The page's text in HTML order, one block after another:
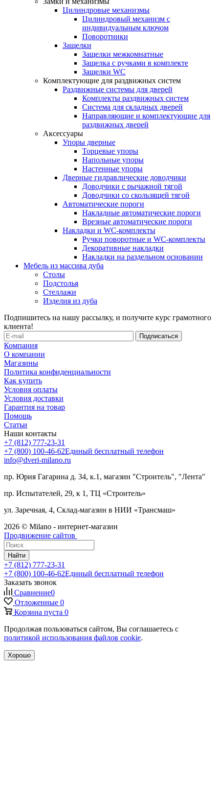
Цилиндровые механизмы
Цилиндровый механизм с
индивидуальным ключом
Поворотники
Защелки
Защелки межкомнатные
Защелка с ручками в комплекте
Защелки WC
Комплектующие для раздвижных систем
Раздвижные системы для дверей
Комплекты раздвижных систем
Система для складных дверей
Направляющие и комплектующие для
раздвижных дверей
Аксессуары
Упоры дверные
Торцевые упоры
Напольные упоры
Настенные упоры
Дверные гидравлические доводчики
Доводчики с рычажной тягой
Доводчики со скользящей тягой
Автоматические пороги
Накладные автоматические пороги
Врезные автоматические пороги
Накладки и WC-комплекты
Ручки поворотные и WC-комплекты
Декоративные накладки
Накладки на раздельном основании
Мебель из массива дуба
Столы
Подстолья
Стеллажи
Изделия из дуба
Подпишитесь на нашу рассылку, и получите курс грамотного
клиента!
Компания
О компании
Магазины
Политика конфиденциальности
Как купить
Условия оплаты
Условия доставки
Гарантия на товар
Помощь
Статьи
Наши контакты
+7 (812) 777-23-31
+7 (800) 100-46-62Единый бесплатный телефон
info@dveri-milano.ru
пр. Юрия Гагарина д. 34, к.1, магазин "Строитель", "Лента"
пр. Испытателей, 29, к 1, ТЦ «Строитель»
ул. Заречная, 4, Склад-магазин в НИИ «Трансмаш»
2026 © Milano - интернет-магазин
Продвижение сайтов
Найти
+7 (812) 777-23-31
+7 (800) 100-46-62Единый бесплатный телефон
Заказать звонок
Сравнение0
Отложенные 0
Корзина пуста 0
Продолжая пользоваться сайтом, Вы соглашаетесь с
политикой использования файлов cookie.
Хорошо